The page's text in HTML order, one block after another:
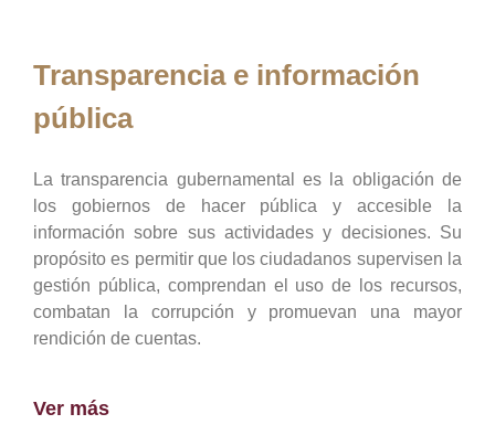
Transparencia e información
pública
La transparencia gubernamental es la obligación de
los gobiernos de hacer pública y accesible la
información sobre sus actividades y decisiones. Su
propósito es permitir que los ciudadanos supervisen la
gestión pública, comprendan el uso de los recursos,
combatan la corrupción y promuevan una mayor
rendición de cuentas.
Ver más